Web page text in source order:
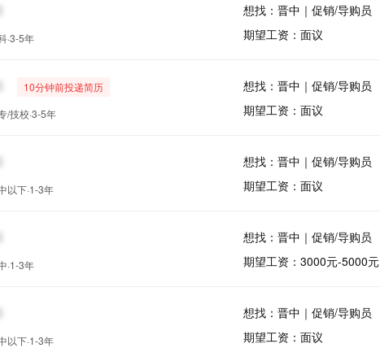
·3-5年
想找：晋中｜促销/导购员
期望工资：面议
10分钟前投递简历
/技校·3-5年
想找：晋中｜促销/导购员
期望工资：面议
以下·1-3年
想找：晋中｜促销/导购员
期望工资：面议
·1-3年
想找：晋中｜促销/导购员
期望工资：3000元-5000元
以下·1-3年
想找：晋中｜促销/导购员
期望工资：面议